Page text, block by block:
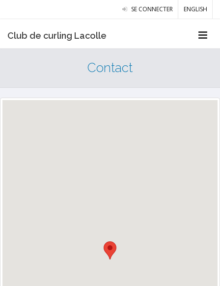
SE CONNECTER ENGLISH
Club de curling Lacolle
Contact